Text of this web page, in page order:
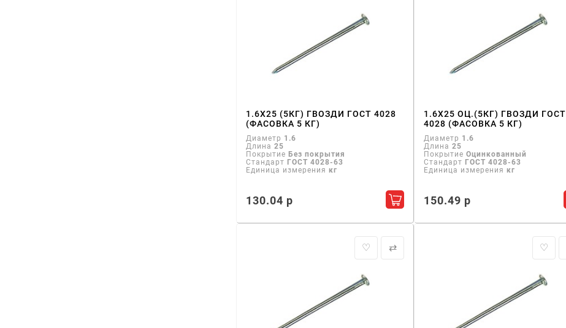
1.6Х25 (5КГ) ГВОЗДИ ГОСТ 4028
(ФАСОВКА 5 КГ)
Диаметр 1.6
Длина 25
Покрытие Без покрытия
Стандарт ГОСТ 4028-63
Единица измерения кг
130.04 р Добавить в корзину
1.6Х25 ОЦ.(5КГ) ГВОЗДИ ГОСТ
4028 (ФАСОВКА 5 КГ)
Диаметр 1.6
Длина 25
Покрытие Оцинкованный
Стандарт ГОСТ 4028-63
Единица измерения кг
150.49 р
♡ ⇄ ♡